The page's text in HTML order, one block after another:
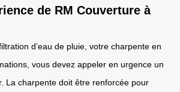
de RM Couverture à
d’eau de pluie, votre charpente en
vous devez appeler en urgence un
La charpente doit être renforcée pour